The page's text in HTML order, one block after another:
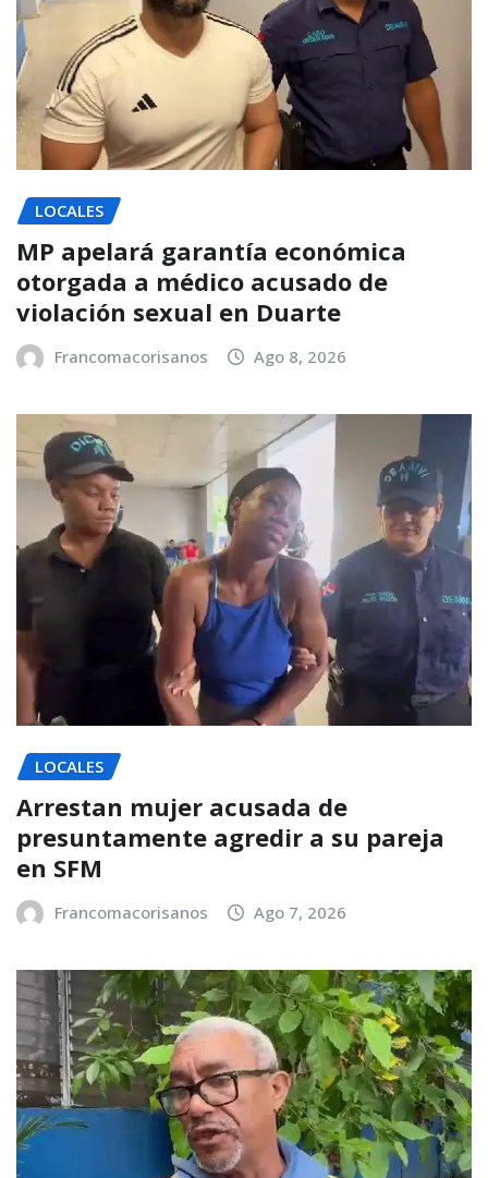
LOCALES
MP apelará garantía económica
otorgada a médico acusado de
violación sexual en Duarte
Francomacorisanos Ago 8, 2026
LOCALES
Arrestan mujer acusada de
presuntamente agredir a su pareja
en SFM
Francomacorisanos Ago 7, 2026